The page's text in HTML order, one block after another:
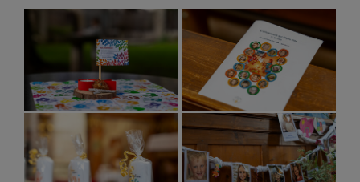
2025
2026
SAKRAMENTE